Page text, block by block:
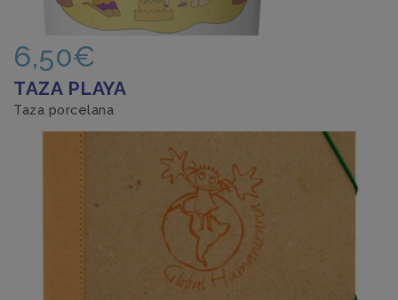
6,50€
TAZA PLAYA
Taza porcelana